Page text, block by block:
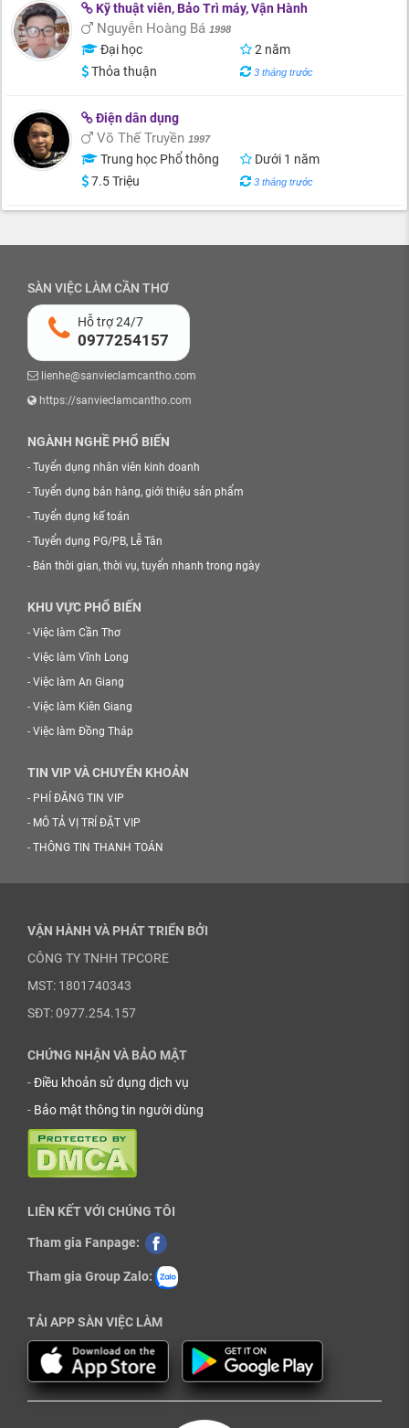
Kỹ thuật viên, Bảo Trì máy, Vận Hành
Nguyễn Hoàng Bá 1998
Đại học
2 năm
Thỏa thuận
3 tháng trước
Điện dân dụng
Võ Thế Truyền 1997
Trung học Phổ thông
Dưới 1 năm
7.5 Triệu
3 tháng trước
SÀN VIỆC LÀM CẦN THƠ
Hỗ trợ 24/7
0977254157
lienhe@sanvieclamcantho.com
https://sanvieclamcantho.com
NGÀNH NGHỀ PHỔ BIẾN
- Tuyển dụng nhân viên kinh doanh
- Tuyển dụng bán hàng, giới thiệu sản phẩm
- Tuyển dụng kế toán
- Tuyển dụng PG/PB, Lễ Tân
- Bán thời gian, thời vụ, tuyển nhanh trong ngày
KHU VỰC PHỔ BIẾN
- Việc làm Cần Thơ
- Việc làm Vĩnh Long
- Việc làm An Giang
- Việc làm Kiên Giang
- Việc làm Đồng Tháp
TIN VIP VÀ CHUYỂN KHOẢN
- PHÍ ĐĂNG TIN VIP
- MÔ TẢ VỊ TRÍ ĐẶT VIP
- THÔNG TIN THANH TOÁN
VẬN HÀNH VÀ PHÁT TRIỂN BỞI
CÔNG TY TNHH TPCORE
MST: 1801740343
SĐT: 0977.254.157
CHỨNG NHẬN VÀ BẢO MẬT
-Điều khoản sử dụng dịch vụ
- Bảo mật thông tin người dùng
LIÊN KẾT VỚI CHÚNG TÔI
Tham gia Fanpage:
Tham gia Group Zalo:
TẢI APP SÀN VIỆC LÀM